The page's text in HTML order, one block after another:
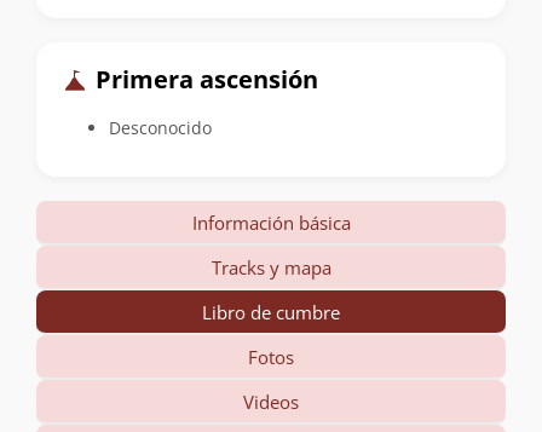
Primera ascensión
Desconocido
Información básica
Tracks y mapa
Libro de cumbre
Fotos
Videos